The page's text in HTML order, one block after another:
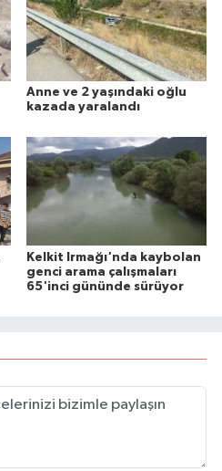
Anne ve 2 yaşındaki oğlu
kazada yaralandı
Kelkit Irmağı'nda kaybolan
genci arama çalışmaları
65'inci gününde sürüyor